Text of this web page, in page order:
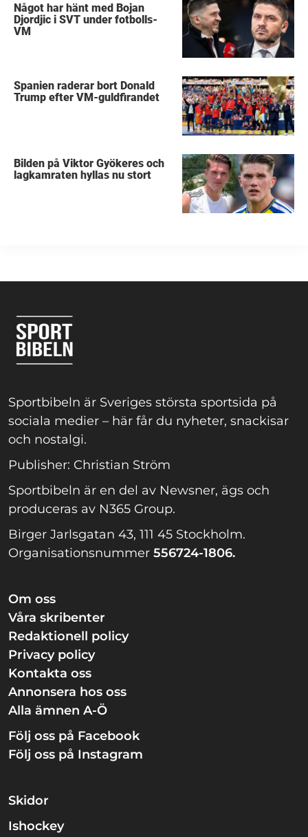
Något har hänt med Bojan
Djordjic i SVT under fotbolls-
VM
Spanien raderar bort Donald
Trump efter VM-guldfirandet
Bilden på Viktor Gyökeres och
lagkamraten hyllas nu stort
Sportbibeln är Sveriges största sportsida på
sociala medier – här får du nyheter, snackisar
och nostalgi.
Publisher: Christian Ström
Sportbibeln är en del av Newsner, ägs och
produceras av N365 Group.
Birger Jarlsgatan 43, 111 45 Stockholm.
Organisationsnummer 556724-1806.
Om oss
Våra skribenter
Redaktionell policy
Privacy policy
Kontakta oss
Annonsera hos oss
Alla ämnen A-Ö
Följ oss på Facebook
Följ oss på Instagram
Skidor
Ishockey